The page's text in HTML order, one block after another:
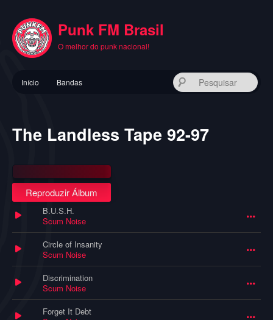
conteúdo
principal
Punk FM Brasil
O melhor do punk nacional!
principal
Início Bandas
The Landless Tape 92-97
Reproduzir Álbum
B.U.S.H.
Scum Noise
Circle of Insanity
Scum Noise
Discrimination
Scum Noise
Forget It Debt